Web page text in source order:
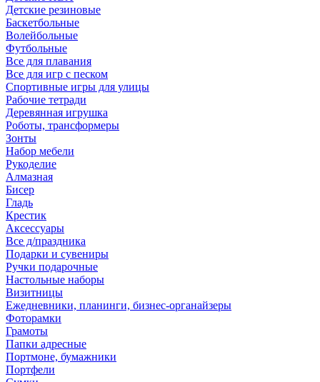
Детские резиновые
Баскетбольные
Волейбольные
Футбольные
Все для плавания
Все для игр с песком
Спортивные игры для улицы
Рабочие тетради
Деревянная игрушка
Роботы, трансформеры
Зонты
Набор мебели
Рукоделие
Алмазная
Бисер
Гладь
Крестик
Аксессуары
Все д/праздника
Подарки и сувениры
Ручки подарочные
Настольные наборы
Визитницы
Ежедневники, планинги, бизнес-органайзеры
Фоторамки
Грамоты
Папки адресные
Портмоне, бумажники
Портфели